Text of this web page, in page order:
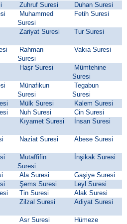
Zuhruf Suresi
Duhan Suresi
Muhammed
Suresi
Fetih Suresi
Zariyat Suresi Tur Suresi
Rahman
Suresi
Vakıa Suresi
Haşr Suresi
Mümtehine
Suresi
Münafikun
Suresi
Tegabun
Suresi
Mülk Suresi
Kalem Suresi
Nuh Suresi
Cin Suresi
Kıyamet Suresi İnsan Suresi
Naziat Suresi Abese Suresi
Mutaffifin
Suresi
İnşikak Suresi
Ala Suresi
Gaşiye Suresi
Şems Suresi
Leyl Suresi
Tin Suresi
Alak Suresi
Zilzal Suresi Adiyat Suresi
Asr Suresi
Hümeze